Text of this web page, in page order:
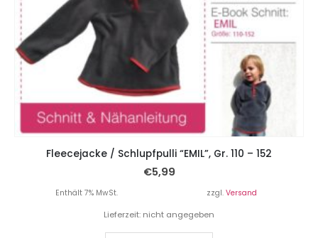
Fleecejacke / Schlupfpulli “EMIL”, Gr. 110 – 152
€5,99
Enthält 7% MwSt. zzgl. Versand
Lieferzeit: nicht angegeben